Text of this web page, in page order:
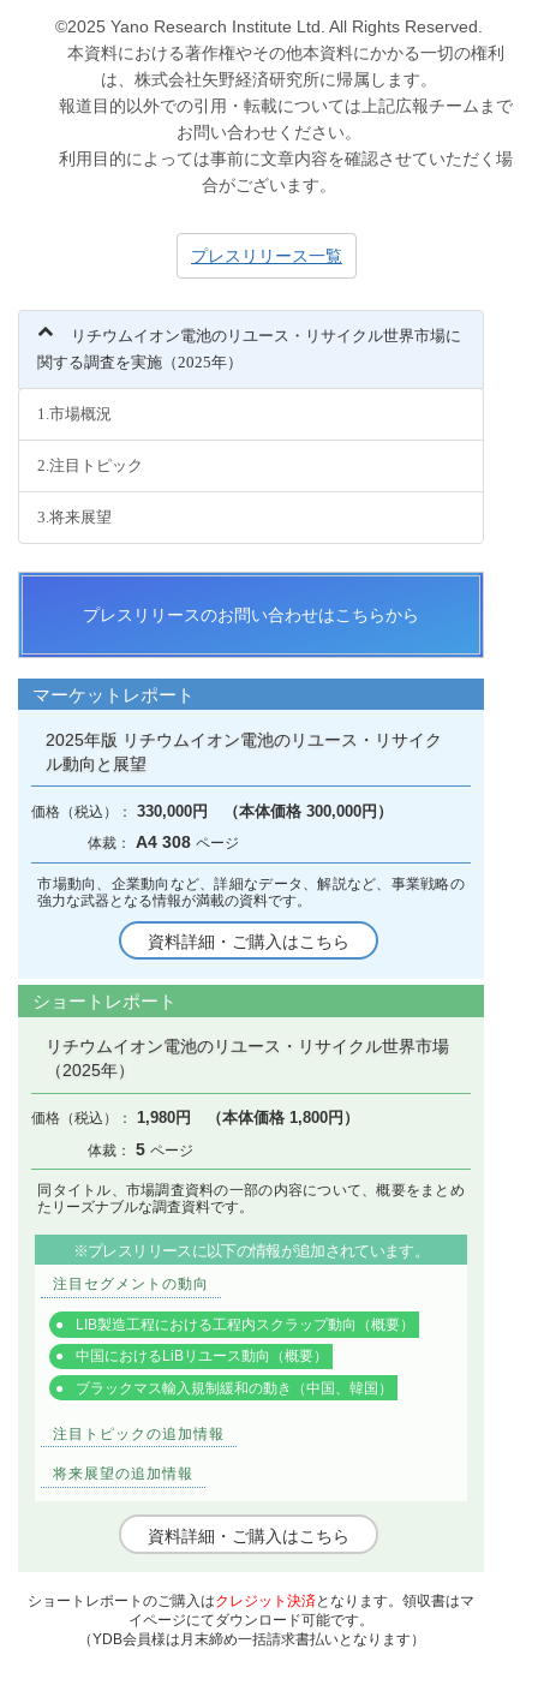
©2025 Yano Research Institute Ltd. All Rights Reserved.
本資料における著作権やその他本資料にかかる一切の権利
は、株式会社矢野経済研究所に帰属します。
報道目的以外での引用・転載については上記広報チームまで
お問い合わせください。
利用目的によっては事前に文章内容を確認させていただく場
合がございます。
プレスリリース一覧
リチウムイオン電池のリユース・リサイクル世界市場に
関する調査を実施（2025年）
1.市場概況
2.注目トピック
3.将来展望
プレスリリースのお問い合わせはこちらから
マーケットレポート
2025年版 リチウムイオン電池のリユース・リサイク
ル動向と展望
330,000円 （本体価格 300,000円）
A4 308
市場動向、企業動向など、詳細なデータ、解説など、事業戦略の
強力な武器となる情報が満載の資料です。
資料詳細・ご購入はこちら
ショートレポート
リチウムイオン電池のリユース・リサイクル世界市場
（2025年）
1,980円 （本体価格 1,800円）
5
同タイトル、市場調査資料の一部の内容について、概要をまとめ
たリーズナブルな調査資料です。
※プレスリリースに以下の情報が追加されています。
注目セグメントの動向
LIB製造工程における工程内スクラップ動向（概要）
中国におけるLiBリユース動向（概要）
ブラックマス輸入規制緩和の動き（中国、韓国）
注目トピックの追加情報
将来展望の追加情報
資料詳細・ご購入はこちら
ショートレポートのご購入はクレジット決済となります。領収書はマ
イページにてダウンロード可能です。
（YDB会員様は月末締め一括請求書払いとなります）